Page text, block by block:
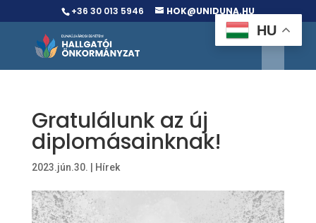
+36 30 013 5946 HOK@UNIDUNA.HU
Gratulálunk az új
diplomásainknak!
2023.jún.30. Hírek
HU